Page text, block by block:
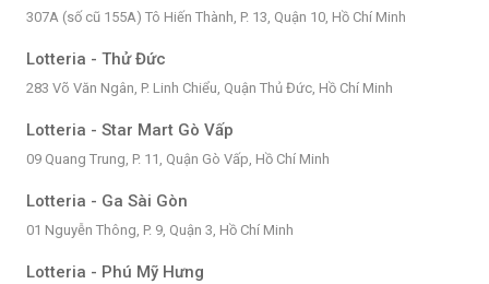
307A (số cũ 155A) Tô Hiến Thành, P. 13, Quận 10, Hồ Chí Minh
Lotteria - Thử Đức
283 Võ Văn Ngân, P. Linh Chiểu, Quận Thủ Đức, Hồ Chí Minh
Lotteria - Star Mart Gò Vấp
09 Quang Trung, P. 11, Quận Gò Vấp, Hồ Chí Minh
Lotteria - Ga Sài Gòn
01 Nguyễn Thông, P. 9, Quận 3, Hồ Chí Minh
Lotteria - Phú Mỹ Hưng